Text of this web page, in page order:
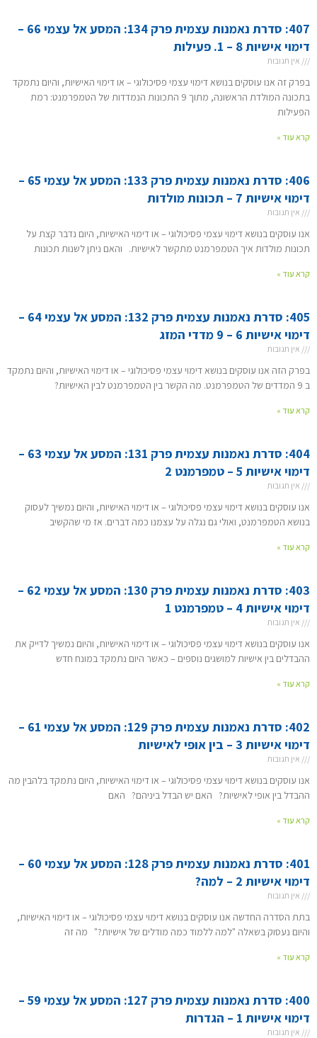
407: סדרת נאמנות עצמית פרק 134: המסע אל עצמי 66 –
דימוי אישיות 8 – 1. פעילות
אין תגובות
בפרק זה אנו עוסקים בנושא דימוי עצמי פסיכולוגי – או דימוי האישיות, והיום נתמקד
בתכונה המולדת הראשונה, מתוך 9 התכונות הנמדדות של הטמפרמנט: רמת
הפעילות
קרא עוד »
406: סדרת נאמנות עצמית פרק 133: המסע אל עצמי 65 –
דימוי אישיות 7 – תכונות מולדות
אין תגובות
אנו עוסקים בנושא דימוי עצמי פסיכולוגי – או דימוי האישיות, היום נדבר קצת על
תכונות מולדות איך הטמפרמנט מתקשר לאישיות. והאם ניתן לשנות תכונות
קרא עוד »
405: סדרת נאמנות עצמית פרק 132: המסע אל עצמי 64 –
דימוי אישיות 6 – 9 מדדי המזג
אין תגובות
בפרק הזה אנו עוסקים בנושא דימוי עצמי פסיכולוגי – או דימוי האישיות, והיום נתמקד
ב 9 המדדים של הטמפרמנט. מה הקשר בין הטמפרמנט לבין האישיות?
קרא עוד »
404: סדרת נאמנות עצמית פרק 131: המסע אל עצמי 63 –
דימוי אישיות 5 – טמפרמנט 2
אין תגובות
אנו עוסקים בנושא דימוי עצמי פסיכולוגי – או דימוי האישיות, והיום נמשיך לעסוק
בנושא הטמפרמנט, ואולי גם נגלה על עצמנו כמה דברים. אז מי שהקשיב
קרא עוד »
403: סדרת נאמנות עצמית פרק 130: המסע אל עצמי 62 –
דימוי אישיות 4 – טמפרמנט 1
אין תגובות
אנו עוסקים בנושא דימוי עצמי פסיכולוגי – או דימוי האישיות, והיום נמשיך לדייק את
ההבדלים בין אישיות למושגים נוספים – כאשר היום נתמקד במונח חדש
קרא עוד »
402: סדרת נאמנות עצמית פרק 129: המסע אל עצמי 61 –
דימוי אישיות 3 – בין אופי לאישיות
אין תגובות
אנו עוסקים בנושא דימוי עצמי פסיכולוגי – או דימוי האישיות, היום נתמקד בלהבין מה
ההבדל בין אופי לאישיות? האם יש הבדל ביניהם? האם
קרא עוד »
401: סדרת נאמנות עצמית פרק 128: המסע אל עצמי 60 –
דימוי אישיות 2 – למה?
אין תגובות
בתת הסדרה החדשה אנו עוסקים בנושא דימוי עצמי פסיכולוגי – או דימוי האישיות,
והיום נעסוק בשאלה "למה ללמוד כמה מודלים של אישיות?" מה זה
קרא עוד »
400: סדרת נאמנות עצמית פרק 127: המסע אל עצמי 59 –
דימוי אישיות 1 – הגדרות
אין תגובות